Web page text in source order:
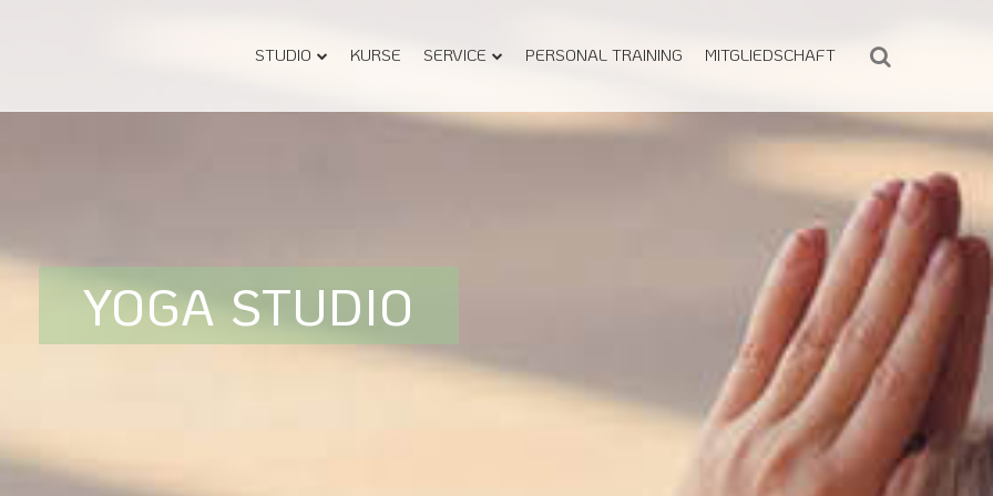
STUDIO KURSE SERVICE PERSONAL TRAINING MITGLIEDSCHAFT
YOGA STUDIO